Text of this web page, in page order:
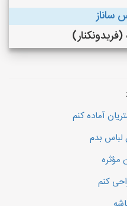
ساناز
آماده کنم
لباس بدم
مؤثره
کنم